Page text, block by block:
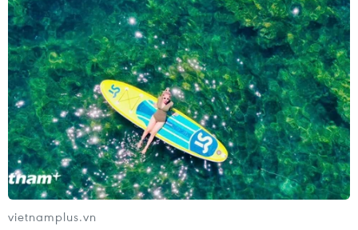
Hoa Kỳ sẽ không hạn chế thương mại với
hàng xuất khẩu từ Việt Nam
29/07/2021 09:15
Việc Hoa Kỳ không hạn chế thương mại với hàng xuất
khẩu từ Việt Nam là quyết định có ý nghĩa đặc biệt tích
cực đối với quan hệ kinh tế-thương mại song phương,
môi trường kinh doanh, đầu tư ở Việt Nam.
vietnamplus.vn